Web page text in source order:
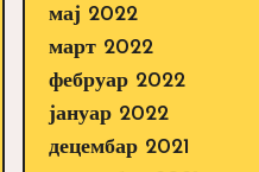
мај 2022
март 2022
фебруар 2022
јануар 2022
децембар 2021